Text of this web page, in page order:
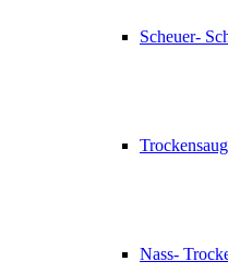
Scheuer-
Nass-